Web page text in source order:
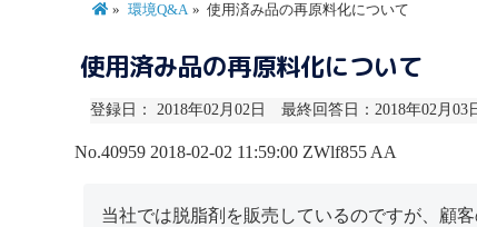
環境Q&A 使用済み品の再原料化について
使用済み品の再原料化について
登録日： 2018年02月02日 最終回答日：2018年02月03
No.40959 2018-02-02 11:59:00 ZWlf855 AA
当社では脱脂剤を販売しているのですが、顧